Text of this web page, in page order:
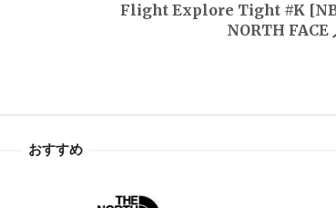
Flight Explore Tight #K
NORTH FACE
おすすめ